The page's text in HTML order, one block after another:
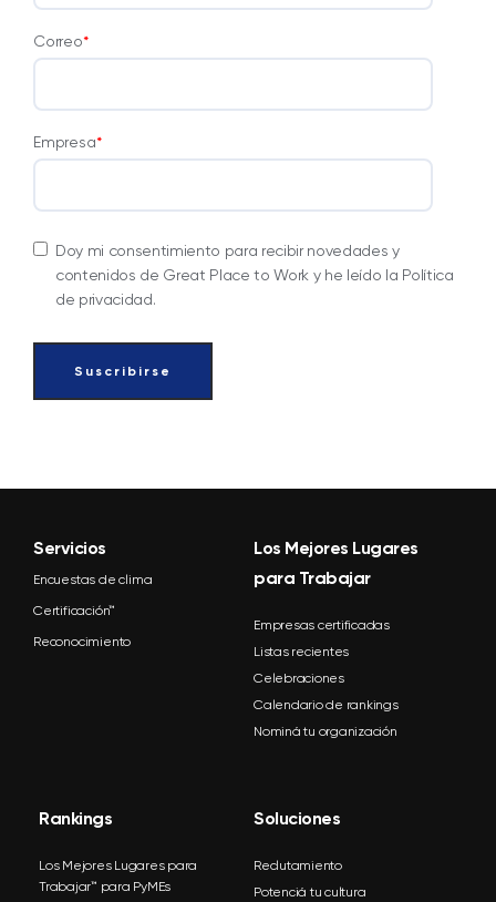
Correo*
Empresa*
Doy mi consentimiento para recibir novedades y
contenidos de Great Place to Work y he leído la Política
de privacidad.
Servicios
Encuestas de clima
Certificación™
Reconocimiento
Los Mejores Lugares
para Trabajar
Empresas certificadas
Listas recientes
Celebraciones
Calendario de rankings
Nominá tu organización
Rankings
Los Mejores Lugares para
Trabajar™ para PyMEs
Soluciones
Reclutamiento
Potenciá tu cultura